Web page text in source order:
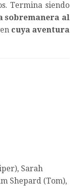
Termina siendo
sobremanera al
cuya aventura
Sarah
Shepard (Tom),